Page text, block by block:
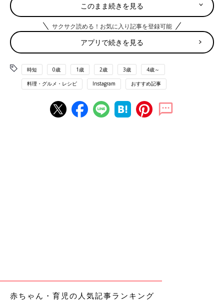
このまま続きを見る
サクサク読める！お気に入り記事を登録可能
アプリで続きを見る
時短 0歳 1歳 2歳 3歳 4歳～
料理・グルメ・レシピ Instagram おすすめ記事
赤ちゃん・育児の人気記事ランキング